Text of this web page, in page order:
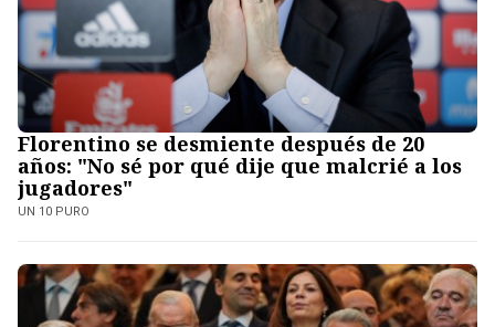
Florentino se desmiente después de 20
años: "No sé por qué dije que malcrié a los
jugadores"
UN 10 PURO